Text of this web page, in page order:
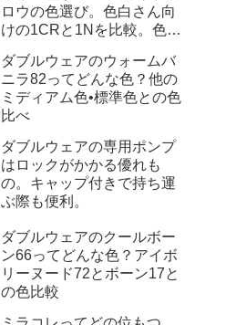
ロウの色選び。色白さん向
けの1CRと1Nを比較。色は
ダブルウェアのウォームバ
ニラ82ってどんな色？他の
ミディアム色•標準色との色
比べ
ダブルウェアの専用ポンプ
はロックがかかる優れも
の。キャップ付きで持ち運
ぶ際も便利。
ダブルウェアのクールボー
ン66ってどんな色？アイボ
リーヌード72とボーン17と
の色比較